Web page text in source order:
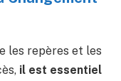
les repères et les
il est essentiel